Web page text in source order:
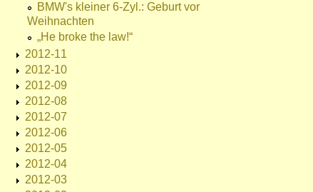
BMW's kleiner 6-Zyl.: Geburt vor
Weihnachten
„He broke the law!“
2012-11
2012-10
2012-09
2012-08
2012-07
2012-06
2012-05
2012-04
2012-03